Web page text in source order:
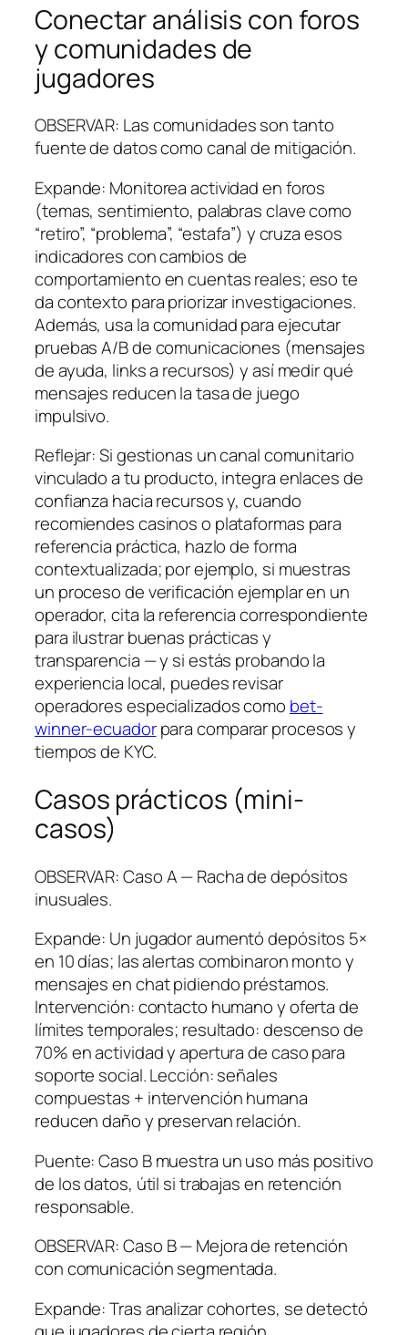
Conectar análisis con foros
y comunidades de
jugadores
OBSERVAR: Las comunidades son tanto
fuente de datos como canal de mitigación.
Expande: Monitorea actividad en foros
(temas, sentimiento, palabras clave como
“retiro”, “problema”, “estafa”) y cruza esos
indicadores con cambios de
comportamiento en cuentas reales; eso te
da contexto para priorizar investigaciones.
Además, usa la comunidad para ejecutar
pruebas A/B de comunicaciones (mensajes
de ayuda, links a recursos) y así medir qué
mensajes reducen la tasa de juego
impulsivo.
Reflejar: Si gestionas un canal comunitario
vinculado a tu producto, integra enlaces de
confianza hacia recursos y, cuando
recomiendes casinos o plataformas para
referencia práctica, hazlo de forma
contextualizada; por ejemplo, si muestras
un proceso de verificación ejemplar en un
operador, cita la referencia correspondiente
para ilustrar buenas prácticas y
transparencia — y si estás probando la
experiencia local, puedes revisar
operadores especializados como bet-
winner-ecuadorpara comparar procesos y
tiempos de KYC.
Casos prácticos (mini-
casos)
OBSERVAR: Caso A — Racha de depósitos
inusuales.
Expande: Un jugador aumentó depósitos 5×
en 10 días; las alertas combinaron monto y
mensajes en chat pidiendo préstamos.
Intervención: contacto humano y oferta de
límites temporales; resultado: descenso de
70% en actividad y apertura de caso para
soporte social. Lección: señales
compuestas + intervención humana
reducen daño y preservan relación.
Puente: Caso B muestra un uso más positivo
de los datos, útil si trabajas en retención
responsable.
OBSERVAR: Caso B — Mejora de retención
con comunicación segmentada.
Expande: Tras analizar cohortes, se detectó